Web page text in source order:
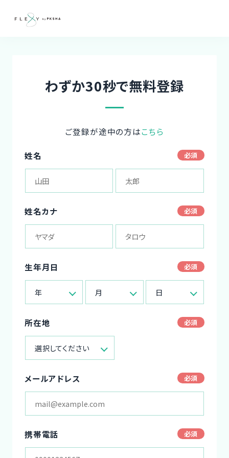
わずか30秒で無料登録
ご登録が途中の方はこちら
姓名
姓名カナ
生年月日
年 月 日
所在地
選択してください
メールアドレス
携帯電話